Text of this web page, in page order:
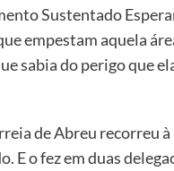
Sustentado
empestam aquela
sabia do perigo que
de Abreu recorreu
E o fez em duas